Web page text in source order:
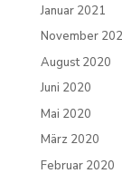
Januar 2021
November
August 2020
Juni 2020
Mai 2020
März 2020
Februar 2020